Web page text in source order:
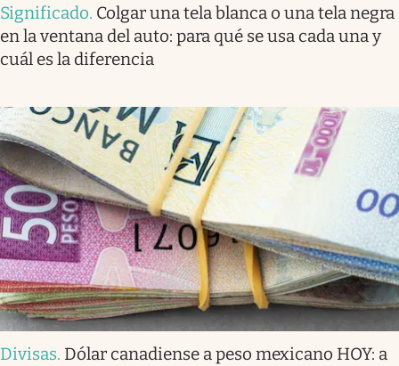
Significado. Colgar una tela blanca o una tela negra
en la ventana del auto: para qué se usa cada una y
cuál es la diferencia
Divisas. Dólar canadiense a peso mexicano HOY: a